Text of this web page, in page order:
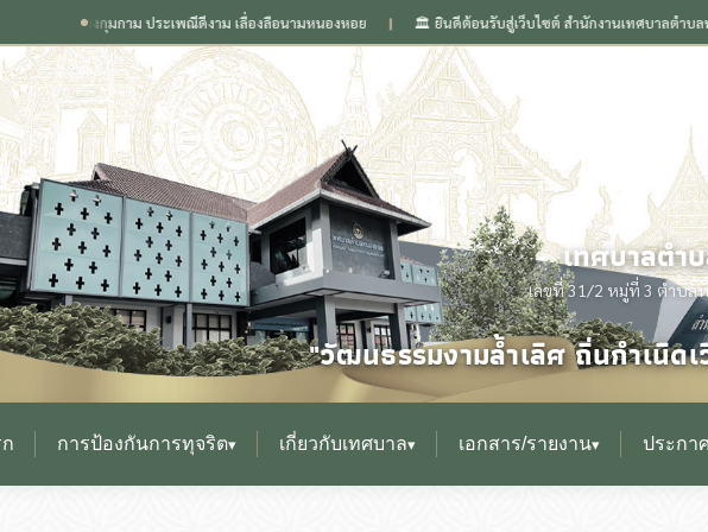
เวียงกุมกาม ประเพณีดีงาม เลื่องลือนามหนองหอย ❙ 🏛️ ยินดีต้อนรับสู่เว็บไซต์ สำนักงานเทศบาลตำบลหนองหอย
เทศบาลตำ
เลขที่ 31/2 หมู่ที่ 3 ตำบลห
"วัฒนธรรมงามล้ำเลิศ ถิ่นกำเนิด
การป้องกันการทุจริต▾ เกี่ยวกับเทศบาล▾ เอกสาร/รายงาน▾ ประกา